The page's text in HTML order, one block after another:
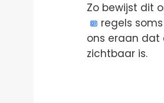
Zo bewijst dit
regels
ons eraan dat
zichtbaar is.